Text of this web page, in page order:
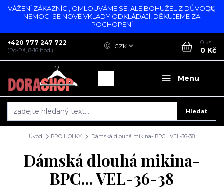
VÁŽENÍ ZÁKAZNÍCI, OMLOUVÁME SE, ALE BOHUŽEL Z DŮVODU
NEMOCI SE NOVÉ VKLADY ODKLÁDAJÍ, DĚKUJEME ZA
POCHOPENÍ
Menu
CZK
Hledat
+420 777 247 722
(Po-Pá, 8-16 hod.)
0 ks
0 Kč
Úvod PRO HOLKY Dámská dlouhá mikina- BPC... VEL-36-38
Dámská dlouhá mikina-
BPC... VEL-36-38